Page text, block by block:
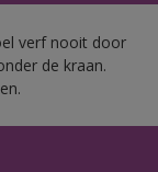
verf nooit door
de kraan.